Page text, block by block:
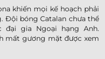
khiến mọi kế hoạch phải
Đội bóng Catalan chưa thể
đại gia Ngoại hạng Anh.
mất gương mặt được xem